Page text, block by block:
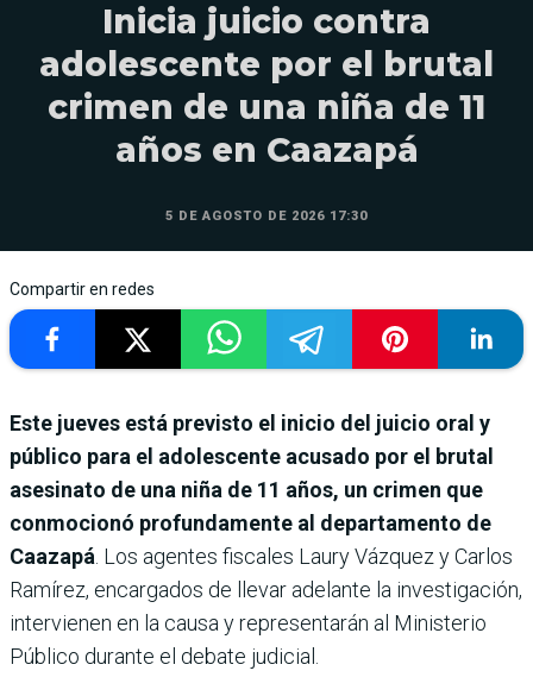
Inicia juicio contra
adolescente por el brutal
crimen de una niña de 11
años en Caazapá
5 DE AGOSTO DE 2026 17:30
Compartir en redes
Este jueves está previsto el inicio del juicio oral y
público para el adolescente acusado por el brutal
asesinato de una niña de 11 años, un crimen que
conmocionó profundamente al departamento de
Caazapá. Los agentes fiscales Laury Vázquez y Carlos
Ramírez, encargados de llevar adelante la investigación,
intervienen en la causa y representarán al Ministerio
Público durante el debate judicial.